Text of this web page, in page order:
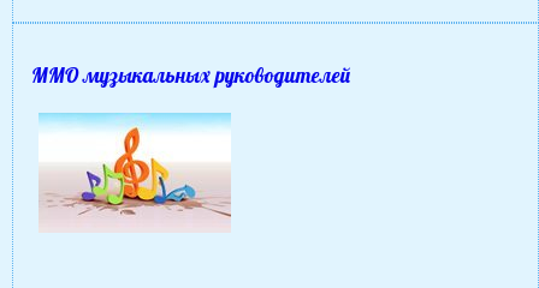
ММО музыкальных руководителей